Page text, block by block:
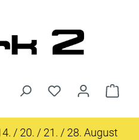
/ 20. / 21. / 28. August